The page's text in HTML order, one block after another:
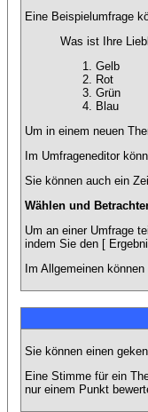
Eine Beispielumfrage
Was ist Ihre
Gelb
Rot
Grün
Blau
Um in einem neuen
Im Umfrageneditor
Sie können auch ein
Wählen und
Um an einer Umfrage
indem Sie den [
Im Allgemeinen
Sie können einen
Eine Stimme für ein
nur einem Punkt